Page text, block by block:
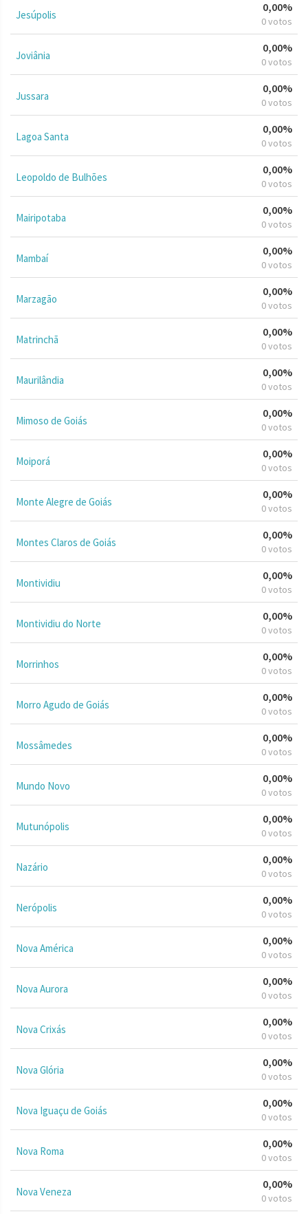
Jesúpolis
0,00%
0 votos
Joviânia
0,00%
0 votos
Jussara
0,00%
0 votos
Lagoa Santa
0,00%
0 votos
Leopoldo de Bulhões
0,00%
0 votos
Mairipotaba
0,00%
0 votos
Mambaí
0,00%
0 votos
Marzagão
0,00%
0 votos
Matrinchã
0,00%
0 votos
Maurilândia
0,00%
0 votos
Mimoso de Goiás
0,00%
0 votos
Moiporá
0,00%
0 votos
Monte Alegre de Goiás
0,00%
0 votos
Montes Claros de Goiás
0,00%
0 votos
Montividiu
0,00%
0 votos
Montividiu do Norte
0,00%
0 votos
Morrinhos
0,00%
0 votos
Morro Agudo de Goiás
0,00%
0 votos
Mossâmedes
0,00%
0 votos
Mundo Novo
0,00%
0 votos
Mutunópolis
0,00%
0 votos
Nazário
0,00%
0 votos
Nerópolis
0,00%
0 votos
Nova América
0,00%
0 votos
Nova Aurora
0,00%
0 votos
Nova Crixás
0,00%
0 votos
Nova Glória
0,00%
0 votos
Nova Iguaçu de Goiás
0,00%
0 votos
Nova Roma
0,00%
0 votos
Nova Veneza
0,00%
0 votos